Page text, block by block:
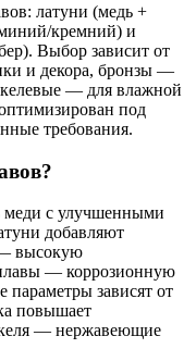
латуни (медь +
кремний) и
Выбор зависит от
и декора, бронзы —
— для влажной
под
требования.
меди с улучшенными
добавляют
высокую
— коррозионную
параметры зависят от
повышает
— нержавеющие